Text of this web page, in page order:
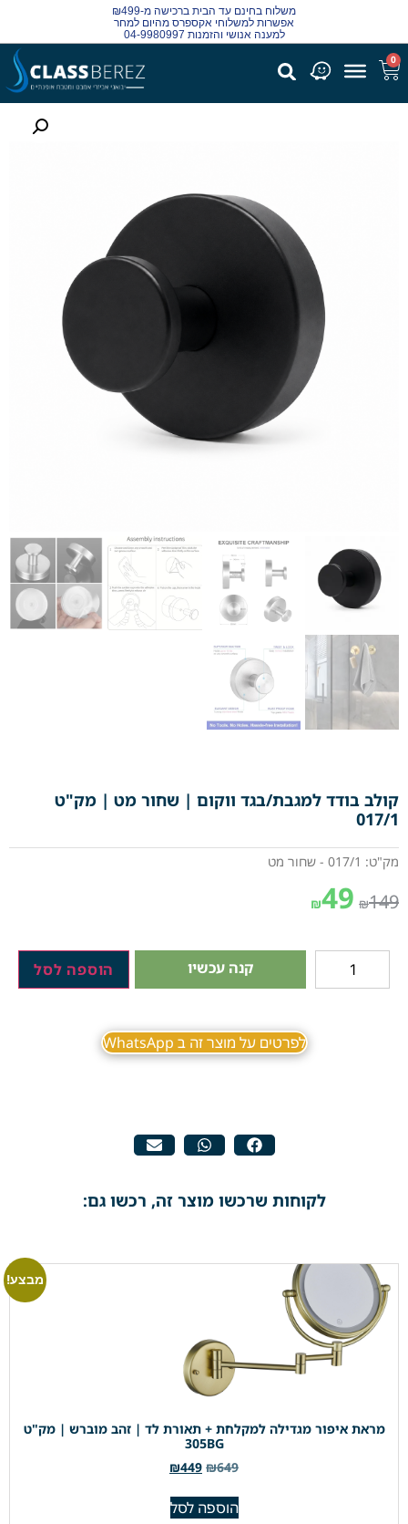
משלוח בחינם עד הבית ברכישה מ-₪499
אפשרות למשלוחי אקספרס מהיום למחר
למענה אנושי והזמנות 04-9980997
0
קולב בודד למגבת/בגד ווקום | שחור מט | מק"ט
017/1
מק"ט: 017/1 - שחור מט
₪149
₪49
קנה עכשיו הוספה לסל
לפרטים על מוצר זה ב WhatsApp
לקוחות שרכשו מוצר זה, רכשו גם:
מבצע!
מראת איפור מגדילה למקלחת + תאורת לד | זהב מוברש | מק"ט
305BG
₪649
₪449
הוספה לסל